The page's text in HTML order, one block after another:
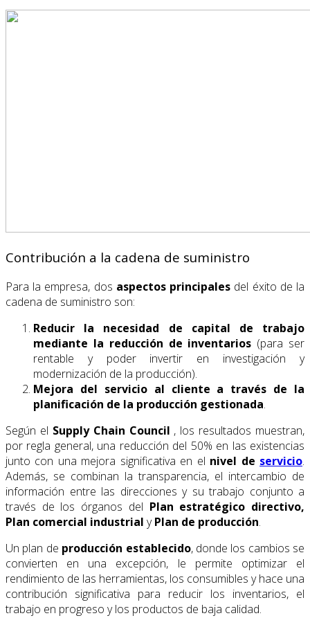
Contribución a la cadena de suministro
Para la empresa, dos aspectos principales del éxito de la
cadena de suministro son:
Reducir la necesidad de capital de trabajo
mediante la reducción de inventarios (para ser
rentable y poder invertir en investigación y
modernización de la producción).
Mejora del servicio al cliente a través de la
planificación de la producción gestionada.
Según el Supply Chain Council , los resultados muestran,
por regla general, una reducción del 50% en las existencias
junto con una mejora significativa en el nivel de servicio.
Además, se combinan la transparencia, el intercambio de
información entre las direcciones y su trabajo conjunto a
través de los órganos del Plan estratégico directivo,
Plan comercial industrial yPlan de producción.
Un plan de producción establecido, donde los cambios se
convierten en una excepción, le permite optimizar el
rendimiento de las herramientas, los consumibles y hace una
contribución significativa para reducir los inventarios, el
trabajo en progreso y los productos de baja calidad.